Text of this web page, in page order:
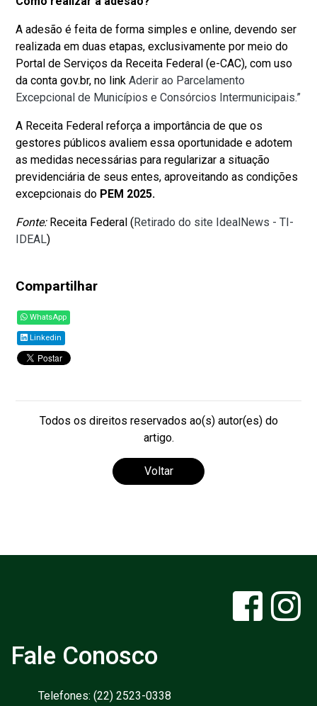
A adesão é feita de forma simples e online, devendo ser
realizada em duas etapas, exclusivamente por meio do
Portal de Serviços da Receita Federal (e-CAC), com uso
da conta gov.br, no linkAderir ao Parcelamento
Excepcional de Municípios e Consórcios Intermunicipais.”
A Receita Federal reforça a importância de que os
gestores públicos avaliem essa oportunidade e adotem
as medidas necessárias para regularizar a situação
previdenciária de seus entes, aproveitando as condições
excepcionais do PEM 2025.
Fonte:Receita Federal (Retirado do site IdealNews - TI-
IDEAL)
Compartilhar
WhatsApp
Linkedin
Todos os direitos reservados ao(s) autor(es) do
artigo.
Voltar
Fale Conosco
Telefones: (22) 2523-0338